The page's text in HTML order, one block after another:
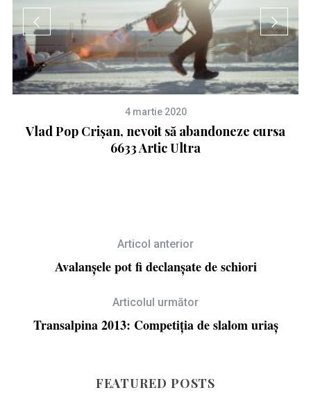
4 martie 2020
Vlad Pop Crișan, nevoit să abandoneze cursa
6633 Artic Ultra
Articol anterior
Avalanşele pot fi declanşate de schiori
Articolul următor
Transalpina 2013: Competiţia de slalom uriaş
FEATURED POSTS